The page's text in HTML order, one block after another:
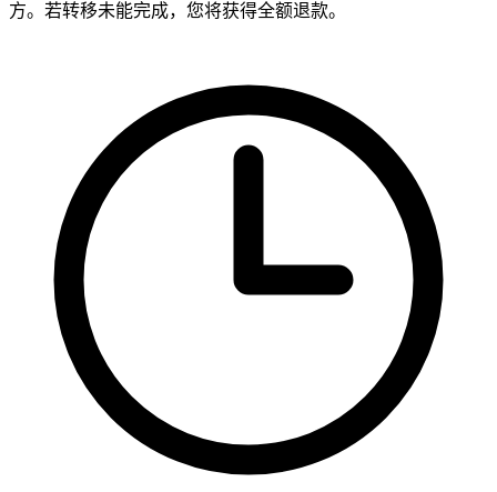
方。若转移未能完成，您将获得全额退款。